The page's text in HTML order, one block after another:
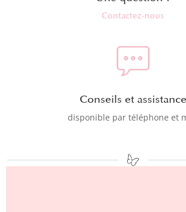
Contactez-nous
Conseils et assistance
disponible par téléphone et